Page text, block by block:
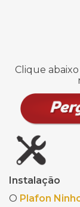
Clique
Instalação
O Plafon